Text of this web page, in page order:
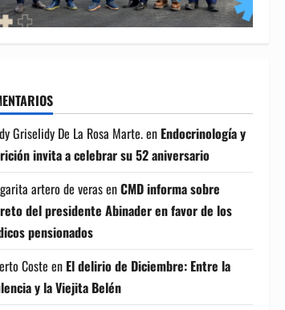
Griselidy De La Rosa Marte.en Endocrinología y
invita a celebrar su 52 aniversario
artero de verasenCMD informa sobre
del presidente Abinader en favor de los
pensionados
Coste en El delirio de Diciembre: Entre la
y la Viejita Belén